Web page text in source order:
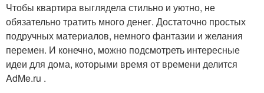
Чтобы квартира выглядела стильно и уютно, не
обязательно тратить много денег. Достаточно простых
подручных материалов, немного фантазии и желания
перемен. И конечно, можно подсмотреть интересные
идеи для дома, которыми время от времени делится
AdMe.ru .